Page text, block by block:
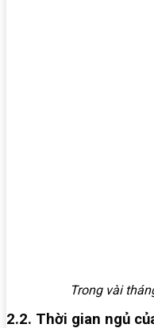
Trong vài
2.2. Thời gian ngủ